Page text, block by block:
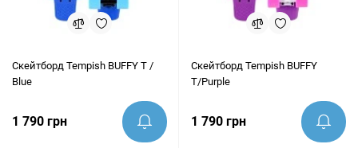
Скейтборд Tempish BUFFY T /
Blue
1 790 грн
Скейтборд Tempish BUFFY
T/Purple
1 790 грн